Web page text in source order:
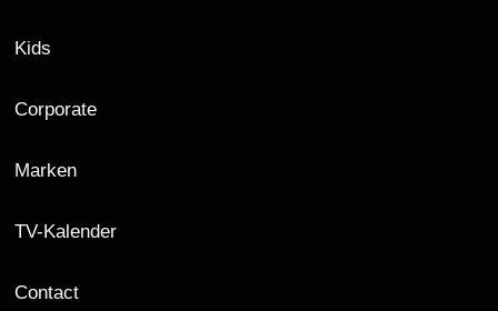
Kids
Corporate
Marken
TV-Kalender
Contact